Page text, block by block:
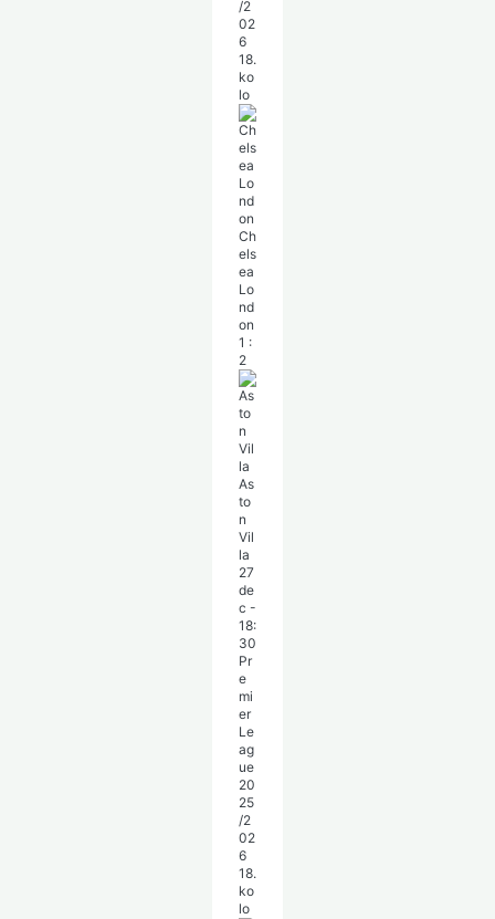
/2
02
6
18.
ko
lo
Ch
els
ea
Lo
nd
on
1 :
2
As
to
n
Vil
la
27
de
c -
18:
30
Pr
e
mi
er
Le
ag
ue
20
25
/2
02
6
18.
ko
lo